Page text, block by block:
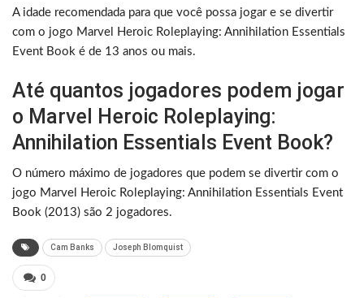
A idade recomendada para que você possa jogar e se divertir
com o jogo Marvel Heroic Roleplaying: Annihilation Essentials
Event Book é de 13 anos ou mais.
Até quantos jogadores podem jogar
o Marvel Heroic Roleplaying:
Annihilation Essentials Event Book?
O número máximo de jogadores que podem se divertir com o
jogo Marvel Heroic Roleplaying: Annihilation Essentials Event
Book (2013) são 2 jogadores.
Cam Banks Joseph Blomquist
0